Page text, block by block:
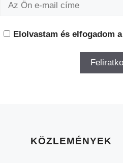
Elolvastam és elfogadom a
KÖZLEMÉNYEK